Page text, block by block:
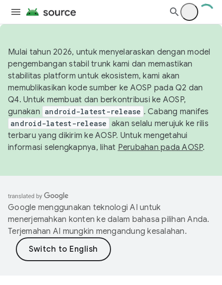
Mulai tahun 2026, untuk menyelaraskan dengan model
pengembangan stabil trunk kami dan memastikan
stabilitas platform untuk ekosistem, kami akan
memublikasikan kode sumber ke AOSP pada Q2 dan
Q4. Untuk membuat dan berkontribusi ke AOSP,
gunakan android-latest-release . Cabang manifes
android-latest-release akan selalu merujuk ke rilis
terbaru yang dikirim ke AOSP. Untuk mengetahui
informasi selengkapnya, lihat Perubahan pada AOSP.
Google menggunakan teknologi AI untuk
menerjemahkan konten ke dalam bahasa pilihan Anda.
Terjemahan AI mungkin mengandung kesalahan.